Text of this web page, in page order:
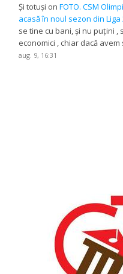
Și totuși onFOTO. CSM
acasă în noul sezon din
se tine cu bani, și nu puțini
economici , chiar dacă
aug. 9, 16:31